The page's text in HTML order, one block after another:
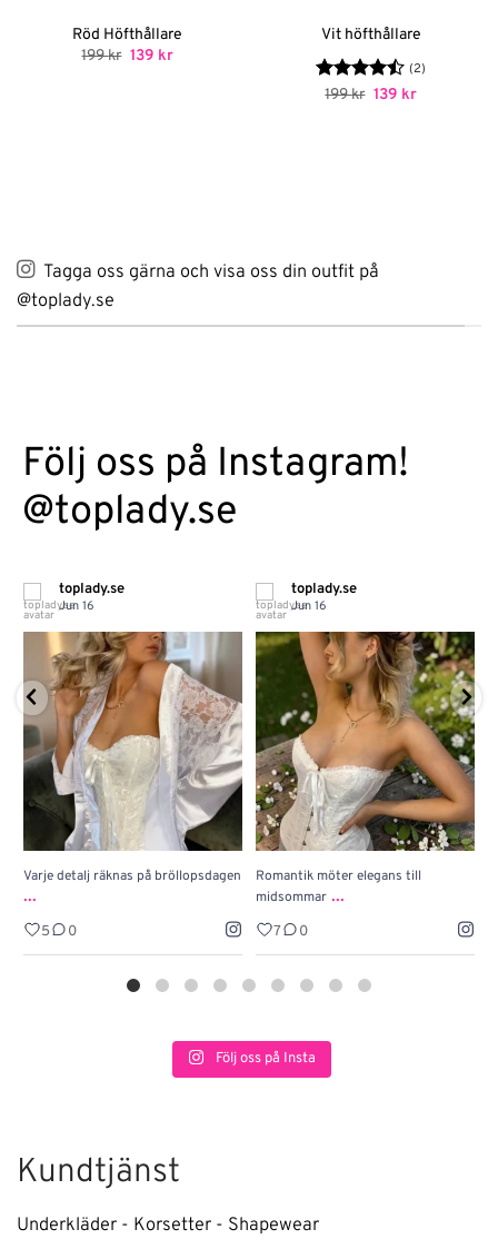
Röd Höfthållare
199kr Det
139 krDet
Vit höfthållare
Betygsatt
(2)
199kr Det
139 krDet
Tagga oss gärna och visa oss din outfit på
@toplady.se
Följ oss på Instagram!
@toplady.se
toplady.se
Jun 16
Varje detalj räknas på bröllopsdagen
...
5 0
toplady.se
Jun 16
Romantik möter elegans till
midsommar ...
7 0
Följ oss på Insta
Kundtjänst
Underkläder - Korsetter - Shapewear